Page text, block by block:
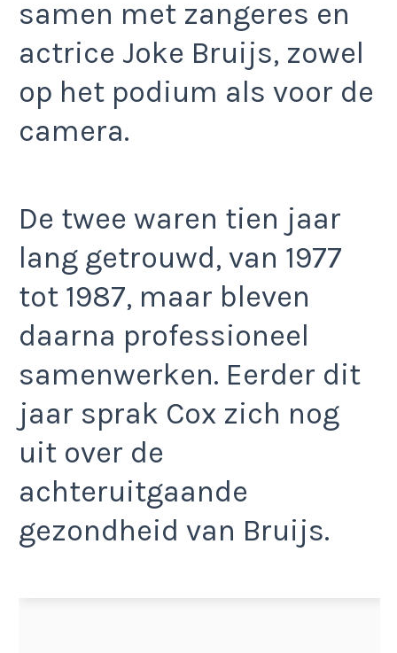
samen met zangeres en
actrice Joke Bruijs, zowel
op het podium als voor de
camera.
De twee waren tien jaar
lang getrouwd, van 1977
tot 1987, maar bleven
daarna professioneel
samenwerken. Eerder dit
jaar sprak Cox zich nog
uit over de
achteruitgaande
gezondheid van Bruijs.